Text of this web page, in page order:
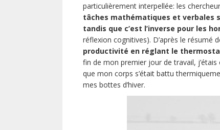
particulièrement interpellée: les
tâches mathématiques et verbales
tandis que c’est l’inverse pour les
réflexion cognitives). D’après le résumé
productivité en réglant le
fin de mon premier jour de travail,
que mon corps s’était battu
mes bottes d’hiver.